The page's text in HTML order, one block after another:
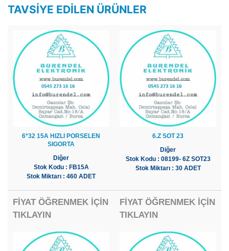
TAVSIYE EDILEN ÜRÜNLER
6*32 15A HIZLI PORSELEN
SIGORTA
Diğer
Stok Kodu : FB15A
Stok Miktarı : 460 ADET
FİYAT ÖĞRENMEK İÇİN
TIKLAYIN
6.Z SOT 23
Diğer
Stok Kodu : 08199- 6Z SOT23
Stok Miktarı : 30 ADET
FİYAT ÖĞRENMEK İÇİN
TIKLAYIN